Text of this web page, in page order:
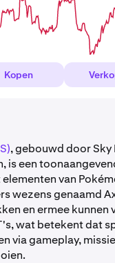
Kopen
, gebouwd door Sky
is een
van
wezens genaamd
en ermee kunnen
wat betekent dat
via gameplay,